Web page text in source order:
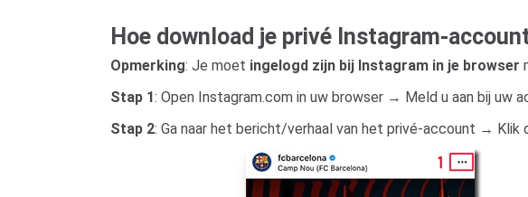
Hoe download je privé Instagram-
Opmerking: Je moet ingelogd zijn bij Instagram in je browser
Stap 1: Open Instagram.com in uw browser → Meld u aan bij uw
Stap 2: Ga naar het bericht/verhaal van het privé-account → Klik